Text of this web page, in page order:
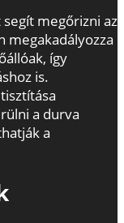
megőrizni az
megakadályozza
így
is.
a durva
a